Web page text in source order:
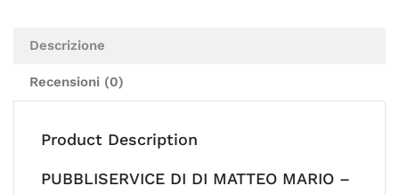
Descrizione
Recensioni (0)
Product Description
PUBBLISERVICE DI DI MATTEO MARIO –